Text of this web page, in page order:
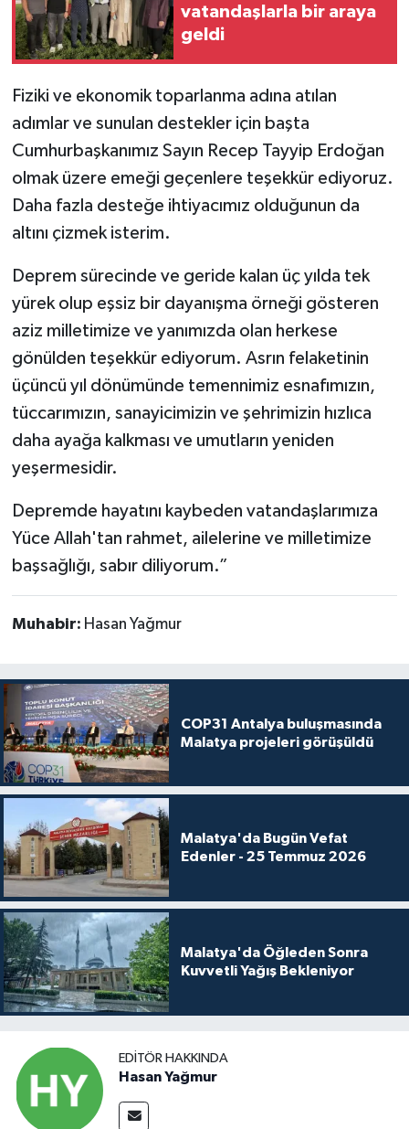
vatandaşlarla bir araya
geldi
Fiziki ve ekonomik toparlanma adına atılan
adımlar ve sunulan destekler için başta
Cumhurbaşkanımız Sayın Recep Tayyip Erdoğan
olmak üzere emeği geçenlere teşekkür ediyoruz.
Daha fazla desteğe ihtiyacımız olduğunun da
altını çizmek isterim.
Deprem sürecinde ve geride kalan üç yılda tek
yürek olup eşsiz bir dayanışma örneği gösteren
aziz milletimize ve yanımızda olan herkese
gönülden teşekkür ediyorum. Asrın felaketinin
üçüncü yıl dönümünde temennimiz esnafımızın,
tüccarımızın, sanayicimizin ve şehrimizin hızlıca
daha ayağa kalkması ve umutların yeniden
yeşermesidir.
Depremde hayatını kaybeden vatandaşlarımıza
Yüce Allah'tan rahmet, ailelerine ve milletimize
başsağlığı, sabır diliyorum.”
Muhabir: Hasan Yağmur
COP31 Antalya buluşmasında
Malatya projeleri görüşüldü
Malatya'da Bugün Vefat
Edenler - 25 Temmuz 2026
Malatya'da Öğleden Sonra
Kuvvetli Yağış Bekleniyor
EDITÖR HAKKINDA
Hasan Yağmur